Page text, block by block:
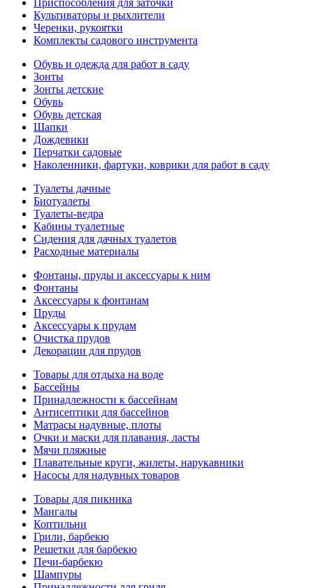
Приспособления для заточки
Культиваторы и рыхлители
Черенки, рукоятки
Комплекты садового инструмента
Обувь и одежда для работ в саду
Зонты
Зонты детские
Обувь
Обувь детская
Шапки
Дождевики
Перчатки садовые
Наколенники, фартуки, коврики для работ в саду
Туалеты дачные
Биотуалеты
Туалеты-ведра
Кабины туалетные
Сидения для дачных туалетов
Расходные материалы
Фонтаны, пруды и аксессуары к ним
Фонтаны
Аксессуары к фонтанам
Пруды
Аксессуары к прудам
Очистка прудов
Декорации для прудов
Товары для отдыха на воде
Бассейны
Принадлежности к бассейнам
Антисептики для бассейнов
Матраcы надувные, плоты
Очки и маски для плавания, ласты
Мячи пляжные
Плавательные круги, жилеты, нарукавники
Насосы для надувных товаров
Товары для пикника
Мангалы
Коптильни
Грили, барбекю
Решетки для барбекю
Печи-барбекю
Шампуры